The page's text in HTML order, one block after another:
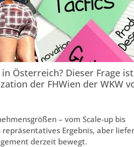
Österreich? Dieser Frage ist
der FHWien der WKW
– vom Scale-up bis
Ergebnis, aber
derzeit bewegt.